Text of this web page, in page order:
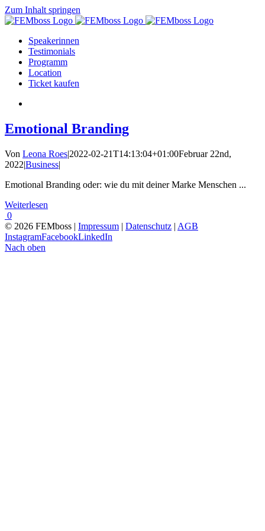
Zum Inhalt springen
Speakerinnen
Testimonials
Programm
Location
Ticket kaufen
Emotional Branding
Von Leona Roes|2022-02-21T14:13:04+01:00Februar 22nd,
2022|Business|
Emotional Branding oder: wie du mit deiner Marke Menschen ...
Weiterlesen
0
© 2026 FEMboss | Impressum | Datenschutz | AGB
InstagramFacebookLinkedIn
Nach oben